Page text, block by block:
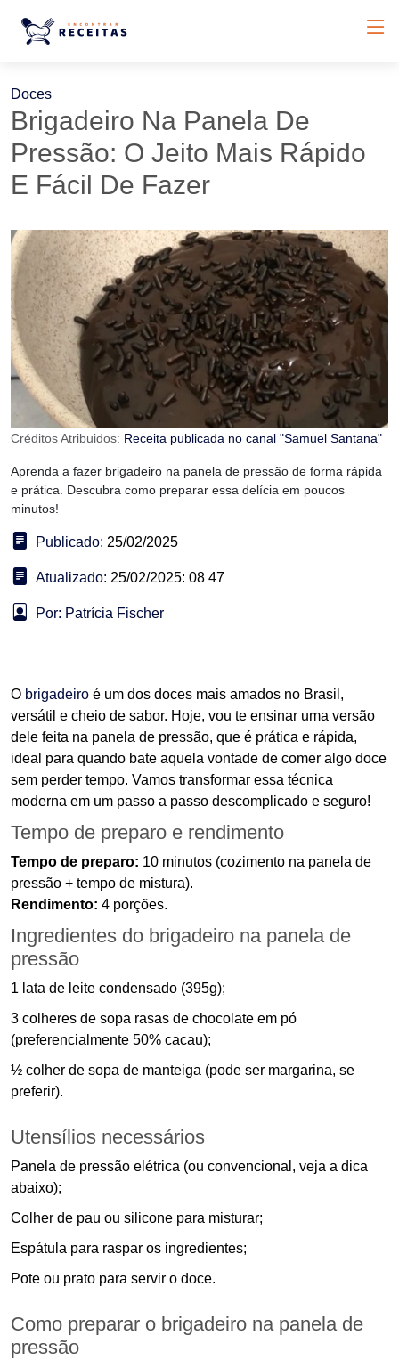
Doces
Brigadeiro Na Panela De
Pressão: O Jeito Mais Rápido
E Fácil De Fazer
Créditos Atribuidos: Receita publicada no canal "Samuel Santana"
Aprenda a fazer brigadeiro na panela de pressão de forma rápida
e prática. Descubra como preparar essa delícia em poucos
minutos!
Publicado: 25/02/2025
Atualizado: 25/02/2025: 08 47
Por: Patrícia Fischer
O brigadeiro é um dos doces mais amados no Brasil,
versátil e cheio de sabor. Hoje, vou te ensinar uma versão
dele feita na panela de pressão, que é prática e rápida,
ideal para quando bate aquela vontade de comer algo doce
sem perder tempo. Vamos transformar essa técnica
moderna em um passo a passo descomplicado e seguro!
Tempo de preparo e rendimento
Tempo de preparo: 10 minutos (cozimento na panela de
pressão + tempo de mistura).
Rendimento: 4 porções.
Ingredientes do brigadeiro na panela de
pressão
1 lata de leite condensado (395g);
3 colheres de sopa rasas de chocolate em pó
(preferencialmente 50% cacau);
½ colher de sopa de manteiga (pode ser margarina, se
preferir).
Utensílios necessários
Panela de pressão elétrica (ou convencional, veja a dica
abaixo);
Colher de pau ou silicone para misturar;
Espátula para raspar os ingredientes;
Pote ou prato para servir o doce.
Como preparar o brigadeiro na panela de
pressão